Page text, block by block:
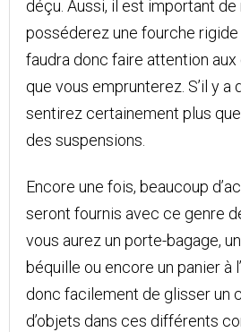
déçu. Aussi, il est important
posséderez une fourche rigide
faudra donc faire attention
que vous emprunterez. S’il y a
sentirez certainement plus
des suspensions.
Encore une fois, beaucoup
seront fournis avec ce genre
vous aurez un porte-bagage,
béquille ou encore un panier à
donc facilement de glisser un
d’objets dans ces différents